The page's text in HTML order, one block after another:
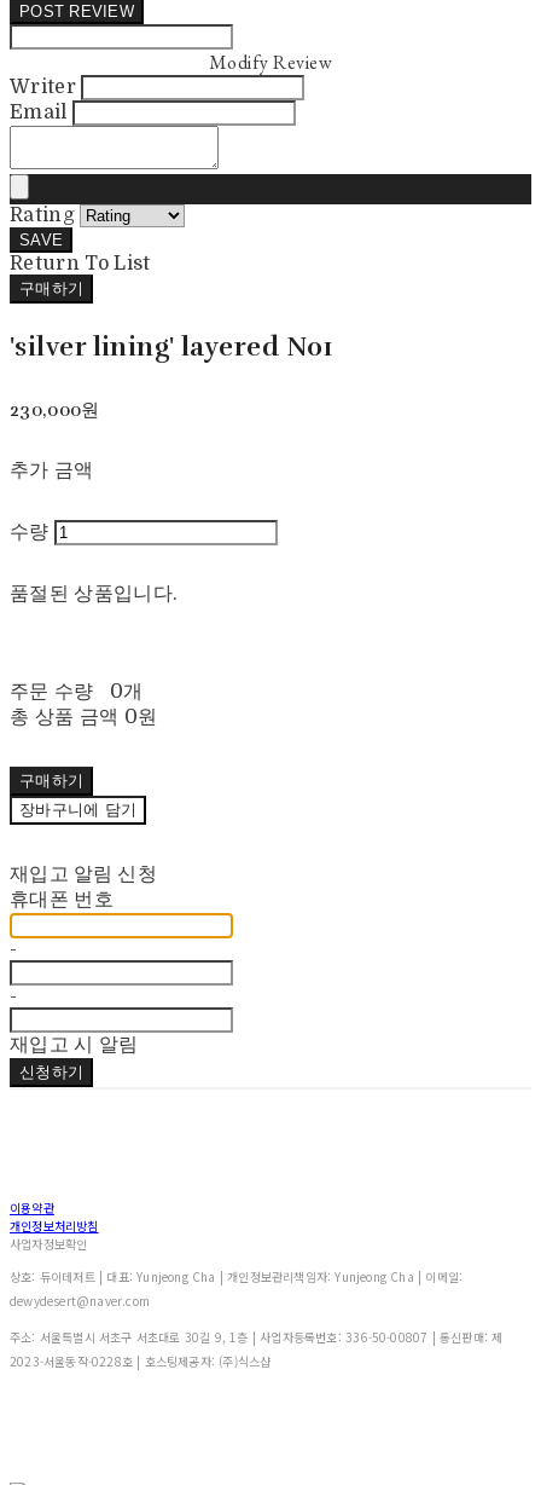
POST REVIEW
Modify Review
Writer
Email
Rating
SAVE
Return To List
구매하기
'silver lining' layered N01
230,000원
추가 금액
수량
품절된 상품입니다.
주문 수량
0개
총 상품 금액 0원
구매하기
장바구니에 담기
재입고 알림 신청
휴대폰 번호
-
-
재입고 시 알림
신청하기
이용약관
개인정보처리방침
사업자정보확인
상호: 듀이데저트 | 대표: Yunjeong Cha | 개인정보관리책임자: Yunjeong Cha | 이메일:
dewydesert@naver.com
주소: 서울특별시 서초구 서초대로 30길 9, 1층 | 사업자등록번호: 336-50-00807 | 통신판매:제
2023-서울동작-0228호 | 호스팅제공자: (주)식스샵